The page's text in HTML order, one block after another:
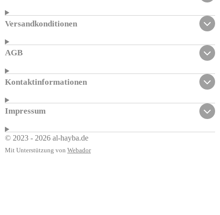
Versandkonditionen
AGB
Kontaktinformationen
Impressum
© 2023 - 2026 al-hayba.de
Mit Unterstützung von Webador